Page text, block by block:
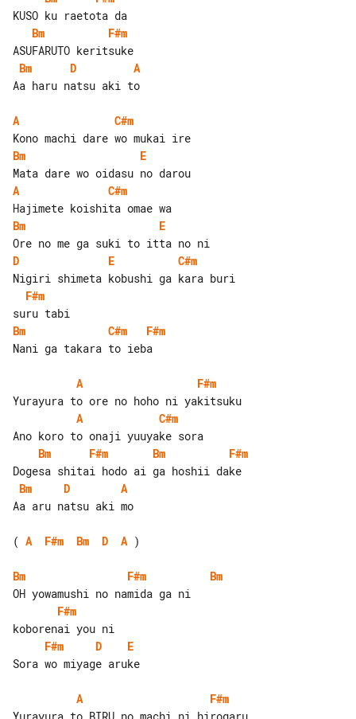
Bm
F#m
Bm
D
A
Aa haru natsu aki to
A
C#m
Bm
E
A
C#m
Bm
E
D
E
C#m
F#m
Bm
C#m
F#m
Nani ga takara to ieba
A
F#m
A
C#m
Bm
F#m Bm
F#m
Bm
D
A
Aa aru natsu aki mo
( A F#m Bm D A )
Bm F#m
Bm
F#m
F#m
D
E
Sora wo miyage aruke
A
F#m